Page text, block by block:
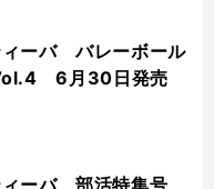
ィーバ バレーボール
6月30日発売